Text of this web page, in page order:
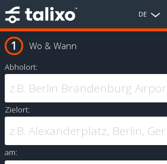
DE
Wo & Wann
Abholort:
Zielort:
am: